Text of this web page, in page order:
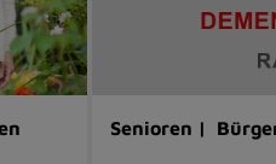
Senioren |